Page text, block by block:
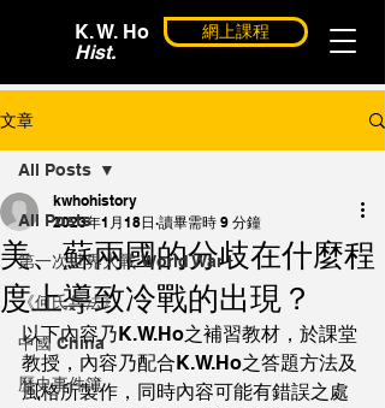
K. W. Ho
Hist.
網上課程
文章
All Posts
第一次世界大戰 World War I
《何氏兵法》
中國 China
歷史事件簿
All Posts
美、蘇兩國的分歧在什麼程
度上導致冷戰的出現？
kwhohistory
2023年1月18日 讀畢需時 9 分鐘
以下內容乃K.W.Ho之補習教材，於課堂
教授，內容乃配合K.W.Ho之答題方法及
風格所製作，同時內容可能有錯誤之處